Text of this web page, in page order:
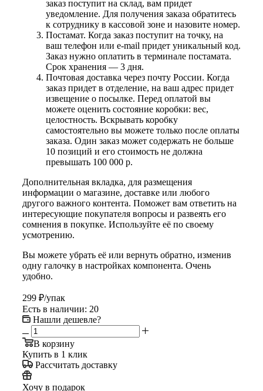
заказ поступит на склад, вам придет
уведомление. Для получения заказа обратитесь
к сотруднику в кассовой зоне и назовите номер.
Постамат. Когда заказ поступит на точку, на
ваш телефон или e-mail придет уникальный код.
Заказ нужно оплатить в терминале постамата.
Срок хранения — 3 дня.
Почтовая доставка через почту России. Когда
заказ придет в отделение, на ваш адрес придет
извещение о посылке. Перед оплатой вы
можете оценить состояние коробки: вес,
целостность. Вскрывать коробку
самостоятельно вы можете только после оплаты
заказа. Один заказ может содержать не больше
10 позиций и его стоимость не должна
превышать 100 000 р.
Дополнительная вкладка, для размещения
информации о магазине, доставке или любого
другого важного контента. Поможет вам ответить на
интересующие покупателя вопросы и развеять его
сомнения в покупке. Используйте её по своему
усмотрению.
Вы можете убрать её или вернуть обратно, изменив
одну галочку в настройках компонента. Очень
удобно.
299 ₽/упак
Есть в наличии: 20
Нашли дешевле?
В корзину
Купить в 1 клик
Рассчитать доставку
Хочу в подарок